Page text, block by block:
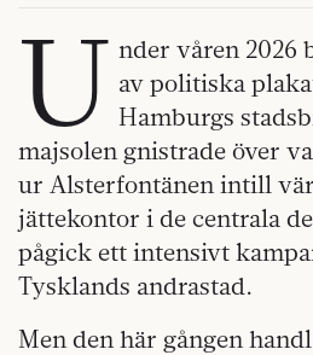
U nder våren 2026
av politiska
Hamburgs
majsolen gnistrade över
ur Alsterfontänen intill
jättekontor i de centrala
pågick ett intensivt
Tysklands andrastad.
Men den här gången